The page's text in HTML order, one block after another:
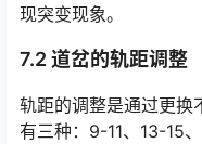
现突变现象。󠅅󠅃󠄵󠅂󠄪󠇖󠆨󠆨󠇕󠆞󠆒󠅬󠇘󠆭󠆘󠇙󠆝󠅵󠇗󠆭󠆁󠄐󠇗󠅹󠅸󠇖󠆍󠅳󠇖󠅹󠅰󠇖󠆌󠅹
7.2 道岔的轨距调整
轨距的调整是通过更换
有三种：9-11、13-15